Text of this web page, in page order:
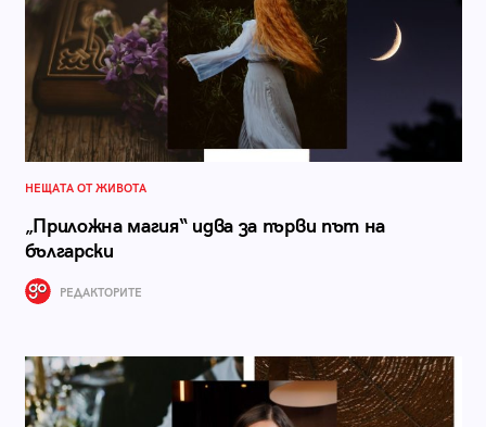
НЕЩАТА ОТ ЖИВОТА
„Приложна магия“ идва за първи път на
български
РЕДАКТОРИТЕ